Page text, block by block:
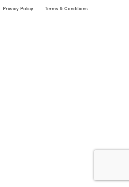
Privacy Policy Terms & Conditions